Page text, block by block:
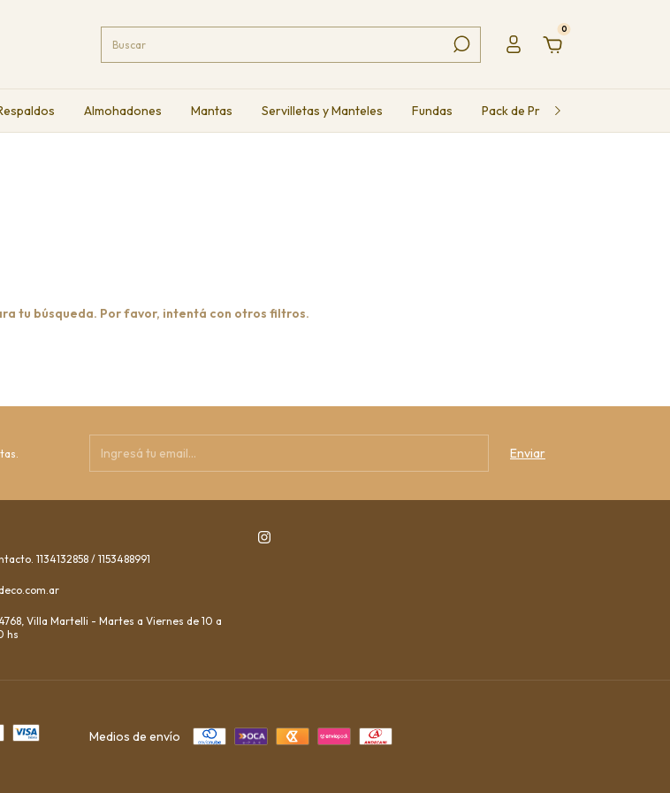
0
Almohadones Mantas Servilletas y Manteles Fundas Pack de Productos
tu búsqueda. Por favor, intentá con otros filtros.
1134132858 / 1153488991
Villa Martelli - Martes a Viernes de 10 a
hs
Medios de envío